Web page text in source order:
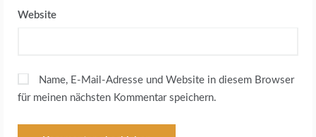
Website
Name, E-Mail-Adresse und Website in diesem Browser
für meinen nächsten Kommentar speichern.